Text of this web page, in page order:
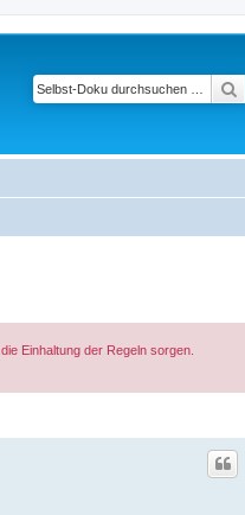
Einhaltung der Regeln sorgen.